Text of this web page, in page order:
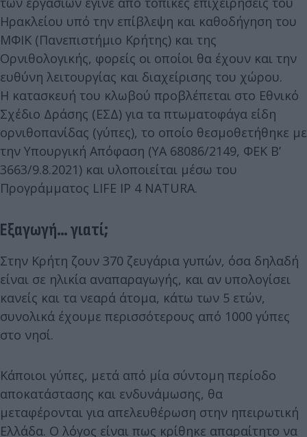
Ηρακλείου υπό την επίβλεψη και καθοδήγηση του
ΜΦΙΚ (Πανεπιστήμιο Κρήτης) και της
Ορνιθολογικής, φορείς οι οποίοι θα έχουν και την
ευθύνη λειτουργίας και διαχείρισης του χώρου.
Η κατασκευή του κλωβού προβλέπεται στο Εθνικό
Σχέδιο Δράσης (ΕΣΔ) για τα πτωματοφάγα είδη
ορνιθοπανίδας (γύπες), το οποίο θεσμοθετήθηκε με
την Υπουργική Απόφαση (ΥΑ 68086/2149, ΦΕΚ Β’
3663/9.8.2021) και υλοποιείται μέσω του
Προγράμματος LIFE IP 4 NATURA.
Εξαγωγή… γιατί;
Στην Κρήτη ζουν 370 ζευγάρια γυπών, όσα δηλαδή
είναι σε ηλικία αναπαραγωγής, και αν υπολογίσει
κανείς και τα νεαρά άτομα, κάτω των 5 ετών,
συνολικά έχουμε περισσότερους από 1000 γύπες
στο νησί.
Κάποιοι γύπες, μετά από μία σύντομη περίοδο
αποκατάστασης και ενδυνάμωσης, θα
μεταφέρονται για απελευθέρωση στην ηπειρωτική
Ελλάδα. Ο λόγος είναι πως κρίθηκε απαραίτητο να